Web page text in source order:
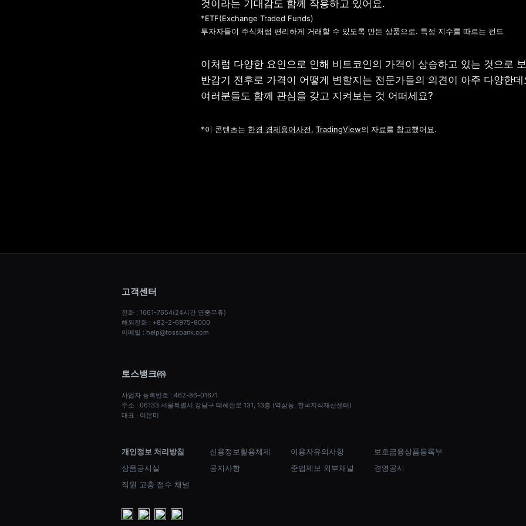
*ETF(Exchange Traded Funds)
투자자들이 주식처럼 편리하게 거래할 수 있도록 만든 상품으로. 특정 지수를 따르는 펀드
이처럼 다양한 요인으로 인해 비트코인의 가격이 상승하고 있는 것으로
반감기 전후로 가격이 어떻게 변할지는 전문가들의 의견이 아주 다양한데
여러분들도 함께 관심을 갖고 지켜보는 것 어떠세요?
*이 콘텐츠는 한경 경제용어사전, TradingView의 자료를 참고했어요.
고객센터
전화 : 1661-7654(24시간 연중무휴)
해외전화 : +82-2-6975-9000
이메일 : help@tossbank.com
토스뱅크㈜
사업자 등록번호 : 462-86-01671
주소 : 06133 서울특별시 강남구 테헤란로 131, 13층 (역삼동, 한국지식재산센터)
대표 : 이은미
개인정보 처리방침 신용정보활용체제 이용자유의사항
보호금융상품등록부
상품공시실
공지사항 준법제보 외부채널
경영공시
직원 고충 접수 채널